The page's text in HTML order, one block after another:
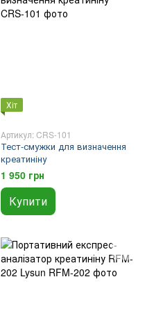
Хіт
Артикул: CRS-101
Тест-смужки для визначення
креатиніну
1 950 грн
Купити